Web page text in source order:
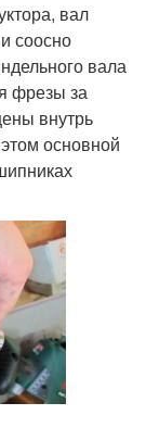
вал
соосно
вала
фрезы за
внутрь
основной